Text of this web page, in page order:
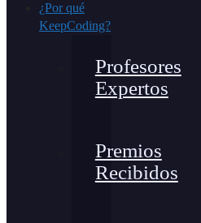
¿Por qué
KeepCoding?
Profesores
Expertos
Premios
Recibidos